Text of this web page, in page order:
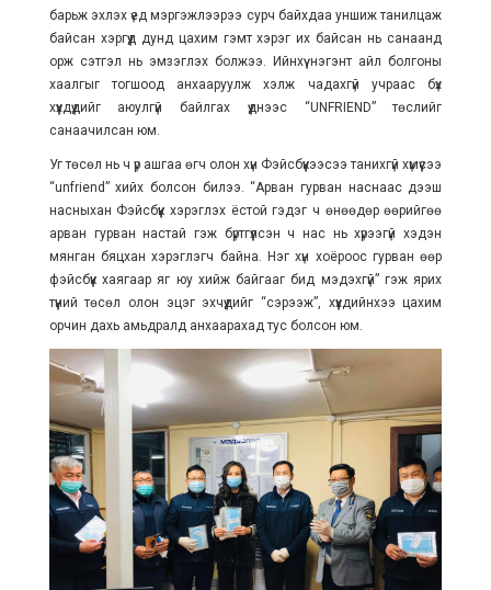
барьж эхлэх үед мэргэжлээрээ сурч байхдаа уншиж танилцаж
байсан хэргүүд дунд цахим гэмт хэрэг их байсан нь санаанд
орж сэтгэл нь эмзэглэх болжээ. Ийнхүү нэгэнт айл болгоны
хаалгыг тогшоод анхааруулж хэлж чадахгүй учраас бүх
хүүхдүүдийг аюулгүй байлгах үүднээс “UNFRIEND” төслийг
санаачилсан юм.
Уг төсөл нь ч үр ашгаа өгч олон хүн Фэйсбүүкээсээ танихгүй хүмүүсээ
“unfriend” хийх болсон билээ. “Арван гурван наснаас дээш
насныхан Фэйсбүүк хэрэглэх ёстой гэдэг ч өнөөдөр өөрийгөө
арван гурван настай гэж бүртгүүлсэн ч нас нь хүрээгүй хэдэн
мянган бяцхан хэрэглэгч байна. Нэг хүн хоёроос гурван өөр
фэйсбүүк хаягаар яг юу хийж байгааг бид мэдэхгүй” гэж ярих
түүний төсөл олон эцэг эхчүүдийг “сэрээж”, хүүхдийнхээ цахим
орчин дахь амьдралд анхаарахад тус болсон юм.